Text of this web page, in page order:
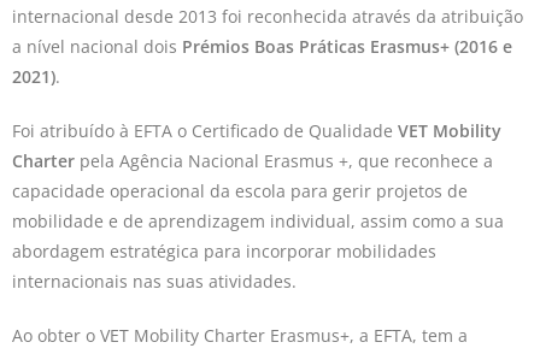
internacional desde 2013 foi reconhecida através da atribuição
a nível nacional dois Prémios Boas Práticas Erasmus+ (2016 e
2021).
Foi atribuído à EFTA o Certificado de Qualidade VET Mobility
Charter pela Agência Nacional Erasmus +, que reconhece a
capacidade operacional da escola para gerir projetos de
mobilidade e de aprendizagem individual, assim como a sua
abordagem estratégica para incorporar mobilidades
internacionais nas suas atividades.
Ao obter o VET Mobility Charter Erasmus+, a EFTA, tem a